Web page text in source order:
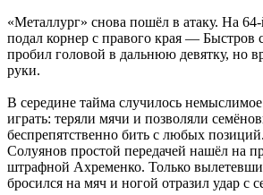
«Металлург» снова пошёл в атаку. На
подал корнер с правого края — Быстров
пробил головой в дальнюю девятку, но
руки.
В середине тайма случилось
играть: теряли мячи и позволяли
беспрепятственно бить с любых
Солуянов простой передачей нашёл на
штрафной Ахременко. Только
бросился на мяч и ногой отразил удар с